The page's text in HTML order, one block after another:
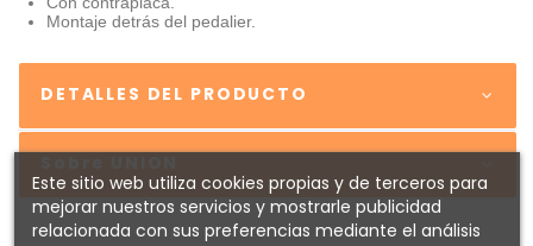
Montaje detrás del pedalier.
DETALLES DEL PRODUCTO
Este sitio web utiliza cookies propias y de terceros para
mejorar nuestros servicios y mostrarle publicidad
relacionada con sus preferencias mediante el análisis